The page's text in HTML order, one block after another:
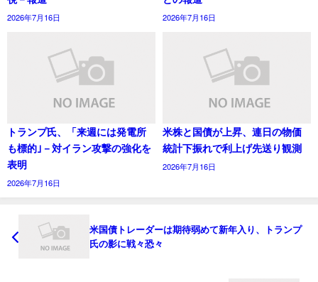
2026年7月16日 2026年7月16日
トランプ氏、「来週には発電所
も標的｣－対イラン攻撃の強化を
表明
2026年7月16日
米株と国債が上昇、連日の物価
統計下振れで利上げ先送り観測
2026年7月16日
米国債トレーダーは期待弱めて新年入り、トランプ
氏の影に戦々恐々